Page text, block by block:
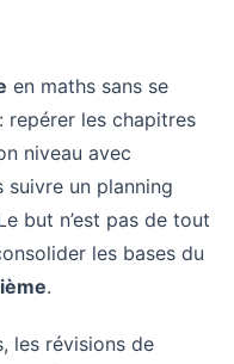
en maths sans se
repérer les chapitres
niveau avec
un planning
but n’est pas de tout
les bases du
.
les révisions de